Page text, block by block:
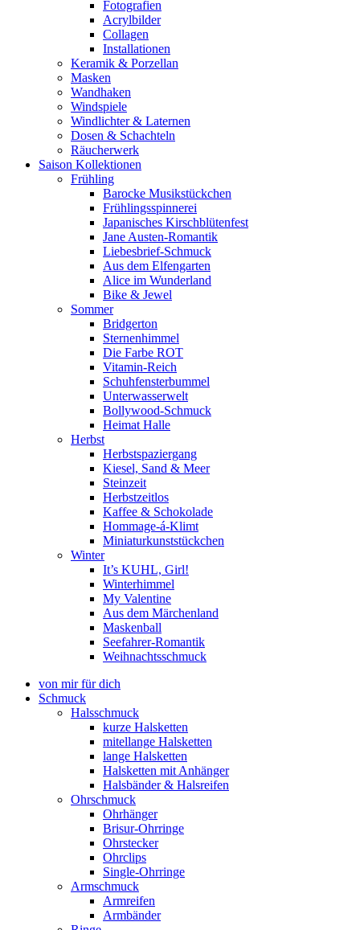
Fotografien
Acrylbilder
Collagen
Installationen
Keramik & Porzellan
Masken
Wandhaken
Windspiele
Windlichter & Laternen
Dosen & Schachteln
Räucherwerk
Saison Kollektionen
Frühling
Barocke Musikstückchen
Frühlingsspinnerei
Japanisches Kirschblütenfest
Jane Austen-Romantik
Liebesbrief-Schmuck
Aus dem Elfengarten
Alice im Wunderland
Bike & Jewel
Sommer
Bridgerton
Sternenhimmel
Die Farbe ROT
Vitamin-Reich
Schuhfensterbummel
Unterwasserwelt
Bollywood-Schmuck
Heimat Halle
Herbst
Herbstspaziergang
Kiesel, Sand & Meer
Steinzeit
Herbstzeitlos
Kaffee & Schokolade
Hommage-á-Klimt
Miniaturkunststückchen
Winter
It’s KUHL, Girl!
Winterhimmel
My Valentine
Aus dem Märchenland
Maskenball
Seefahrer-Romantik
Weihnachtsschmuck
von mir für dich
Schmuck
Halsschmuck
kurze Halsketten
mitellange Halsketten
lange Halsketten
Halsketten mit Anhänger
Halsbänder & Halsreifen
Ohrschmuck
Ohrhänger
Brisur-Ohrringe
Ohrstecker
Ohrclips
Single-Ohrringe
Armschmuck
Armreifen
Armbänder